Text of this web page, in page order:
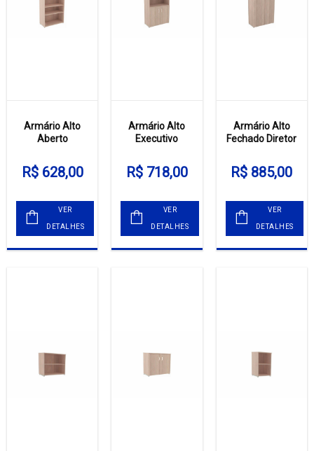
Armário Alto
Aberto
R$ 628,00
VER
DETALHES
Armário Alto
Executivo
R$ 718,00
VER
DETALHES
Armário Alto
Fechado Diretor
R$ 885,00
VER
DETALHES